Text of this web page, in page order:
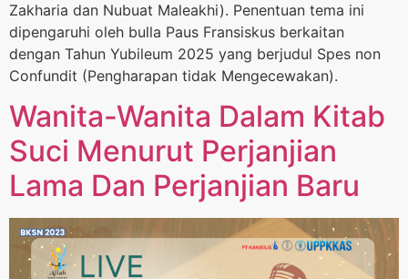
Zakharia dan Nubuat Maleakhi). Penentuan tema ini
dipengaruhi oleh bulla Paus Fransiskus berkaitan
dengan Tahun Yubileum 2025 yang berjudul Spes non
Confundit (Pengharapan tidak Mengecewakan).
Wanita-Wanita Dalam Kitab
Suci Menurut Perjanjian
Lama Dan Perjanjian Baru